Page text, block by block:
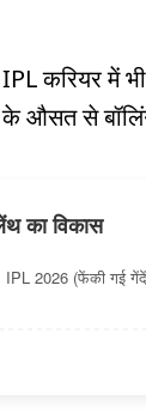
करियर में
औसत से
का विकास
IPL 2026 (फेंकी गई